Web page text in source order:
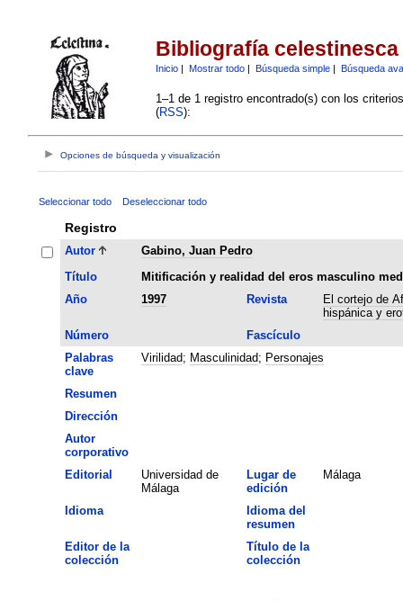
Bibliografía celestinesca
Inicio| Mostrar todo| Búsqueda simple| Búsqueda
1–1 de 1 registro encontrado(s) con los
(RSS):
Opciones de búsqueda y visualización
Seleccionar todo Deseleccionar todo
Registro
Autor
Gabino, Juan Pedro
Título
Mitificación y realidad del eros masculino
Año
1997 Revista
El cortejo de
hispánica y
Número
Fascículo
Palabras
clave
Virilidad; Masculinidad; Personajes
Resumen
Dirección
Autor
corporativo
Editorial
Universidad de
Málaga
Lugar de
edición
Málaga
Idioma
Idioma del
resumen
Editor de la
colección
Título de la
colección